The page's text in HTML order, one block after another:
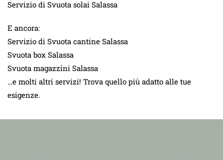
Servizio di Svuota solai Salassa
E ancora:
Servizio di Svuota cantine Salassa
Svuota box Salassa
Svuota magazzini Salassa
…e molti altri servizi! Trova quello più adatto alle tue
esigenze.